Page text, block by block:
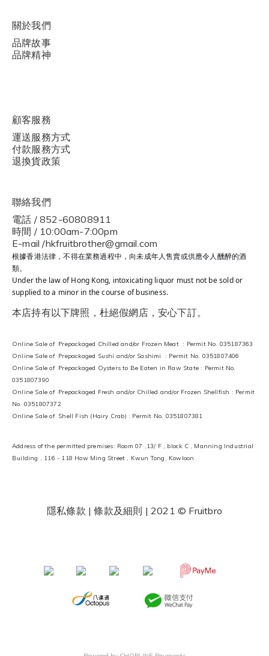
關於我們
品牌故事
品牌精神
顧客服務
運送服務方式
付款服務方式
退換貨政策
聯絡我們
電話 / 852-60808911
時間 / 10:00am-7:00pm
E-mail /hkfruitbrother@gmail.com
根據香港法律，不得在業務過程中，向未成年人售賣或供應令人醺醉的酒
類。
Under the law of Hong Kong, intoxicating liquor must not be sold or
supplied to a minor in the course of business.
本店持有以下牌照，杜絕假網店，安心下訂。
Online Sale of Prepackaged Chilled and/or Frozen Meat : Permit No. 035187363
Online Sale of Prepackaged Sushi and/or Sashimi : Permit No. 0351807406
Online Sale of Prepackaged Oysters to Be Eaten in Raw State : Permit No.
0351807390
Online Sale of Prepackaged Fresh and/or Chilled and/or Frozen Shellfish : Permit
No. 0351807372
Online Sale of Shell Fish (Hairy Crab) : Permit No. 0351807381
Address of the permitted premises: Room 07 ,13/ F , block C , Manning Industrial
Building , 116 - 118 How Ming Street , Kwun Tong, Kowloon
隱私條款 | 條款及細則 | 2021 © Fruitbro